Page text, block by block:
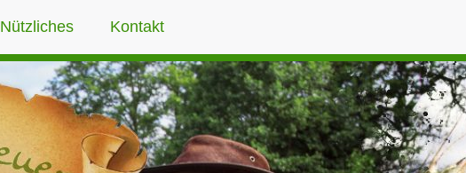
Nützliches Kontakt